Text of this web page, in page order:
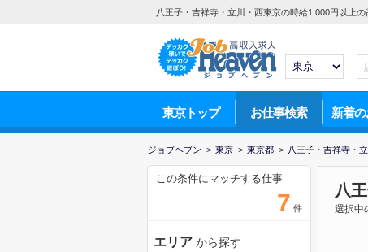
八王子・吉祥寺・立川・西東京の時給1,000円以上の
東京トップ お仕事検索 新着
ジョブヘブン > 東京 > 東京都 > 八王子・吉祥寺・
八
選択中
この条件にマッチする仕事
7 件
エリア から探す